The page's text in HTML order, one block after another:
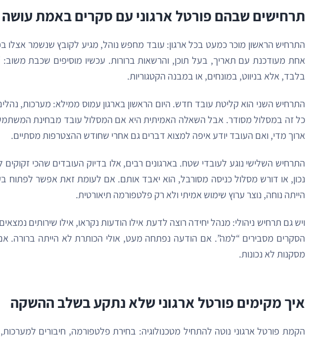
תרחישים שבהם פורטל ארגוני עם סקרים באמת
התרחיש הראשון מוכר כמעט בכל ארגון: עובד מחפש נוהל, מגיע לקובץ שנשמר
אחת מעודכנת עם תאריך, בעל תוכן, והרשאות ברורות. עכשיו מוסיפים שכבת
בלבד, אלא בניווט, במונחים, או במבנה הקטגוריות.
התרחיש השני הוא קליטת עובד חדש. היום הראשון בארגון עמוס ממילא: מערכות,
ארוך מדי, ואם העובד יודע איפה למצוא דברים גם אחרי שחודש ההצטרפות מסתיים.
התרחיש השלישי נוגע לעובדי שטח. בארגונים רבים, אלו בדיוק העובדים שהכי
נכון, או דורש מסלול כניסה מסורבל, הוא יאבד אותם. אם לעומת זאת אפשר
הייתה נוחה, נוצר ערוץ שימוש אמיתי ולא רק פלטפורמה תיאורטית.
ויש גם תרחיש ניהולי: מנהל יחידה רוצה לדעת אילו הודעות נקראו, אילו שירותים
הסקרים מסבירים “למה”. אם הודעה נפתחה מעט, אולי הכותרת לא הייתה
מסקנות לא נכונות.
איך מקימים פורטל ארגוני שלא נתקע בשלב ההשקה
הקמת פורטל ארגוני נוטה להתחיל מטכנולוגיה: בחירת פלטפורמה, חיבורים